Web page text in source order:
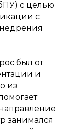
с целью
с
был от
и
из
занимался